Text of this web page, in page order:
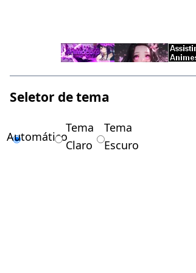
Seletor de tema
Automático
Tema
Claro
Tema
Escuro